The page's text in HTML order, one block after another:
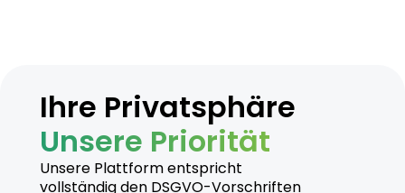
Ihre Privatsphäre
Unsere Priorität
Unsere Plattform entspricht
vollständig den DSGVO-Vorschriften